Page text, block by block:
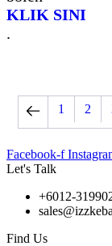
KLIK SINI
.
1 2
Facebook-f
Let's Talk
+6012-
Find Us